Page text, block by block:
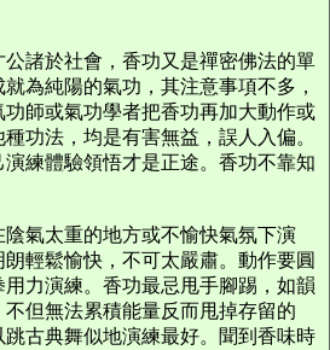
諸於社會，香功又是禪密佛法的單
為純陽的氣功，其注意事項不多，
師或氣功學者把香功再加大動作或
功法，均是有害無益，誤人入偏。
練體驗領悟才是正途。香功不靠知
氣太重的地方或不愉快氣氛下演
輕鬆愉快，不可太嚴肅。動作要圓
力演練。香功最忌甩手腳踢，如韻
但無法累積能量反而甩掉存留的
古典舞似地演練最好。聞到香味時